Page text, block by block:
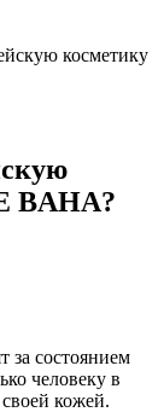
косметику
BAHA?
за состоянием
человеку в
кожей.